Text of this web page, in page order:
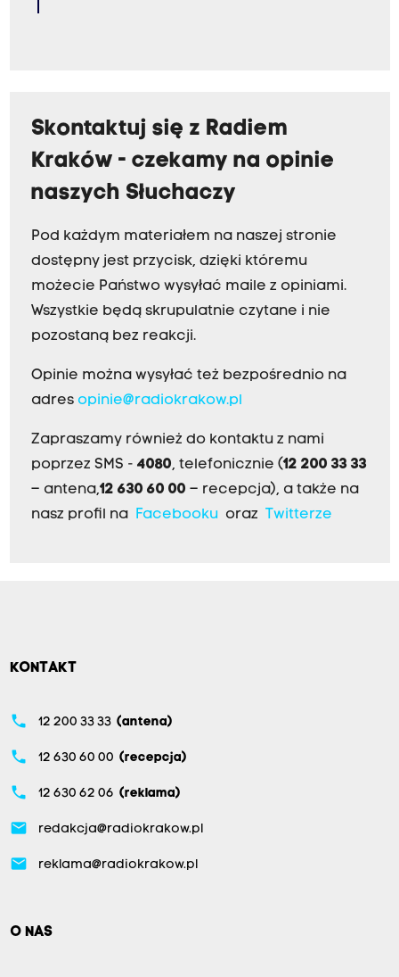
Skontaktuj się z Radiem
Kraków - czekamy na opinie
naszych Słuchaczy
Pod każdym materiałem na naszej stronie
dostępny jest przycisk, dzięki któremu
możecie Państwo wysyłać maile z opiniami.
Wszystkie będą skrupulatnie czytane i nie
pozostaną bez reakcji.
Opinie można wysyłać też bezpośrednio na
adres opinie@radiokrakow.pl
Zapraszamy również do kontaktu z nami
poprzez SMS - 4080, telefonicznie (12 200 33 33
– antena,12 630 60 00 – recepcja), a także na
nasz profil na Facebookuoraz Twitterze
KONTAKT
phone 12 200 33 33 (antena)
phone 12 630 60 00 (recepcja)
phone 12 630 62 06 (reklama)
email redakcja@radiokrakow.pl
email reklama@radiokrakow.pl
O NAS